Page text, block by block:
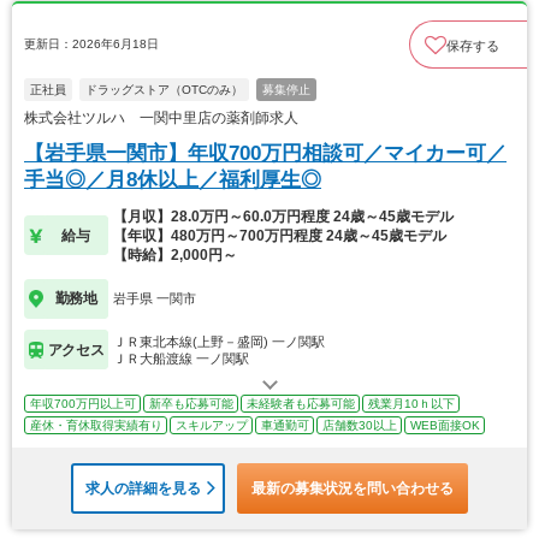
更新日：2026年6月18日 保存する
正社員 ドラッグストア（OTCのみ） 募集停止
株式会社ツルハ 一関中里店の薬剤師求人
【岩手県一関市】年収700万円相談可／マイカー可／
手当◎／月8休以上／福利厚生◎
給与
【月収】28.0万円～60.0万円程度 24歳～45歳モデル
【年収】480万円～700万円程度 24歳～45歳モデル
【時給】2,000円～
勤務地 岩手県 一関市
アクセス
ＪＲ東北本線(上野－盛岡) 一ノ関駅
ＪＲ大船渡線 一ノ関駅
年収700万円以上可 新卒も応募可能 未経験者も応募可能
残業月10ｈ以下
産休・育休取得実績有り
スキルアップ 車通勤可 店舗数30以上 WEB面接OK
求人の詳細を見る 最新の募集状況を問い合わせる